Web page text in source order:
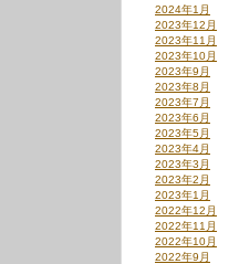
2024年1月
2023年12月
2023年11月
2023年10月
2023年9月
2023年8月
2023年7月
2023年6月
2023年5月
2023年4月
2023年3月
2023年2月
2023年1月
2022年12月
2022年11月
2022年10月
2022年9月